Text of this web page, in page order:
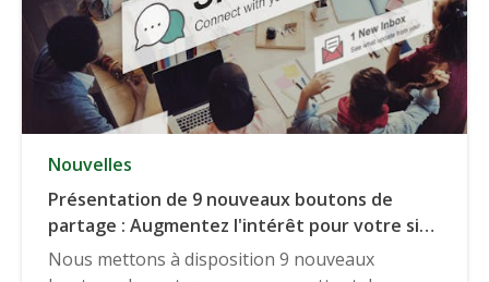
Nouvelles
Présentation de 9 nouveaux boutons de
partage : Augmentez l'intérêt pour votre site
Web grâce à plus de 45 boutons populaires
Nous mettons à disposition 9 nouveaux